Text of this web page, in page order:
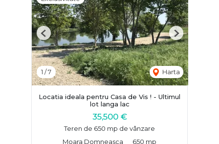
1 /7 Harta
Previous Next
Locatia ideala pentru Casa de Vis ! - Ultimul
lot langa lac
35,500 €
Teren de 650 mp de vânzare
Moara Domneasca
650 mp